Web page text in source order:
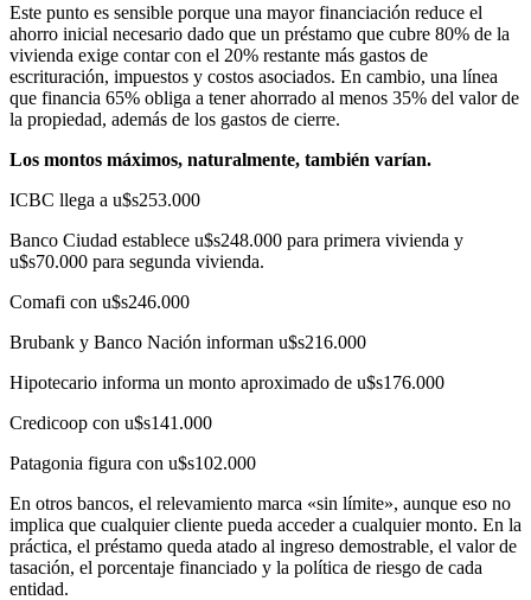
Este punto es sensible porque una mayor financiación reduce el
ahorro inicial necesario dado que un préstamo que cubre 80% de la
vivienda exige contar con el 20% restante más gastos de
escrituración, impuestos y costos asociados. En cambio, una línea
que financia 65% obliga a tener ahorrado al menos 35% del valor de
la propiedad, además de los gastos de cierre.
Los montos máximos, naturalmente, también varían.
ICBC llega a u$s253.000
Banco Ciudad establece u$s248.000 para primera vivienda y
u$s70.000 para segunda vivienda.
Comafi con u$s246.000
Brubank y Banco Nación informan u$s216.000
Hipotecario informa un monto aproximado de u$s176.000
Credicoop con u$s141.000
Patagonia figura con u$s102.000
En otros bancos, el relevamiento marca «sin límite», aunque eso no
implica que cualquier cliente pueda acceder a cualquier monto. En la
práctica, el préstamo queda atado al ingreso demostrable, el valor de
tasación, el porcentaje financiado y la política de riesgo de cada
entidad.